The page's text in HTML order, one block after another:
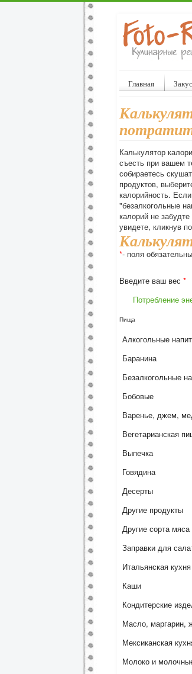
Главная
Калькулятор
съесть при вашем
собираетесь
продуктов,
калорийность.
"безалкогольные
калорий не
увидете, кликнув
*- поля
Введите ваш вес *
Потребление
Пища
Алкогольные
Баранина
Безалкогольные
Бобовые
Варенье, джем,
Вегетарианская
Выпечка
Говядина
Десерты
Другие продукты
Другие сорта мяса
Заправки для
Итальянская кухня
Каши
Кондитерские
Масло, маргарин,
Мексиканская
Молоко и